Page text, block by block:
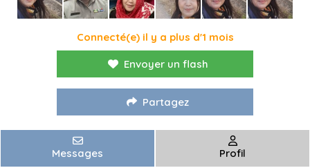
Connecté(e) il y a plus d'1 mois
Envoyer un flash
Partagez
Messages Profil